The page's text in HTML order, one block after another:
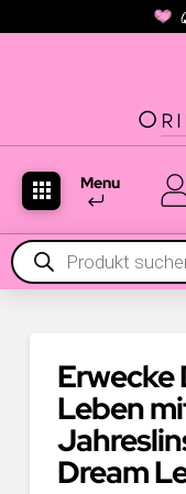
Menu
Products
search
Erwecke
Leben
Dream